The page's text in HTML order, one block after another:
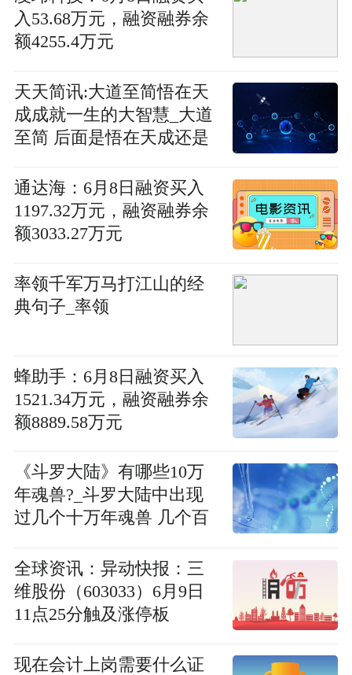
入53.68万元，融资融券余
额4255.4万元
天天简讯:大道至简悟在天
成成就一生的大智慧_大道
至简 后面是悟在天成还是
通达海：6月8日融资买入
1197.32万元，融资融券余
额3033.27万元
率领千军万马打江山的经
典句子_率领
蜂助手：6月8日融资买入
1521.34万元，融资融券余
额8889.58万元
《斗罗大陆》有哪些10万
年魂兽?_斗罗大陆中出现
过几个十万年魂兽 几个百
全球资讯：异动快报：三
维股份（603033）6月9日
11点25分触及涨停板
现在会计上岗需要什么证